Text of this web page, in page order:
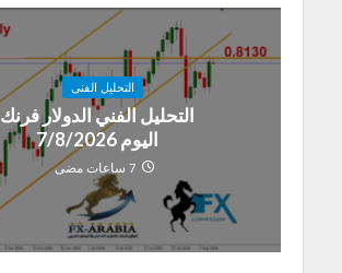
التحليل الفنى
التحليل الفني الدولار فرنك
اليوم 7/8/2026
7 ساعات مضى